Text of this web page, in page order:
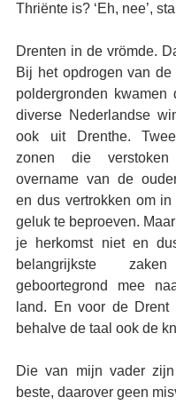
Thriënte is? ‘Eh, nee’,
Drenten in de vrömde.
Bij het opdrogen van de
poldergronden kwamen
diverse Nederlandse
ook uit Drenthe.
zonen die
overname van de
en dus vertrokken om
geluk te beproeven.
je herkomst niet en
belangrijkste
geboortegrond mee
land. En voor de
behalve de taal ook de
Die van mijn vader
beste, daarover geen